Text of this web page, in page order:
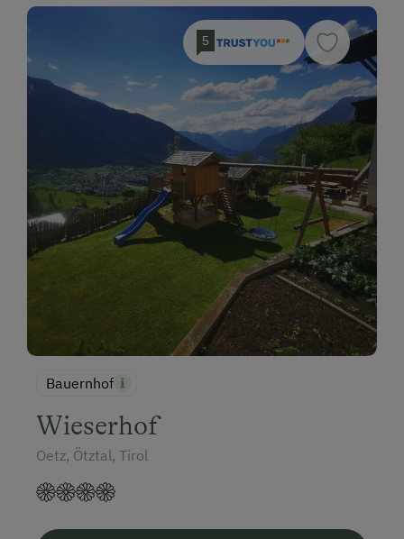
5
Bauernhof
Wieserhof
Oetz, Ötztal, Tirol